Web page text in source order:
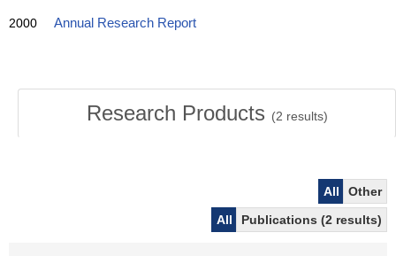
2000 Annual Research Report
Research Products (2 results)
All
Other
All
Publications (2 results)